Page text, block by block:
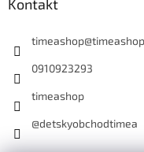
Kontakt
timeashop@
0910923293
timeashop
@detskyobchodtimea